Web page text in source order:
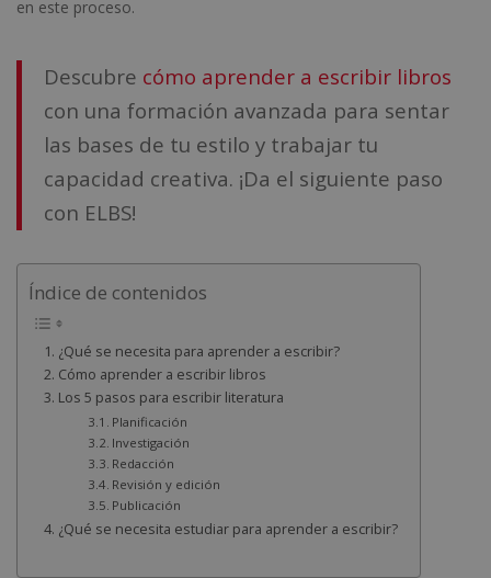
en este proceso.
Descubre cómo aprender a escribir libros
con una formación avanzada para sentar
las bases de tu estilo y trabajar tu
capacidad creativa. ¡Da el siguiente paso
con ELBS!
Índice de contenidos
¿Qué se necesita para aprender a escribir?
Cómo aprender a escribir libros
Los 5 pasos para escribir literatura
Planificación
Investigación
Redacción
Revisión y edición
Publicación
¿Qué se necesita estudiar para aprender a escribir?